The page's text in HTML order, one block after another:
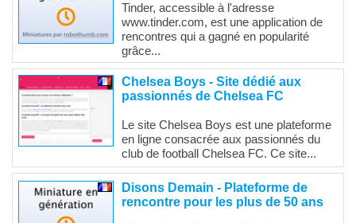
Tinder, accessible à l'adresse
www.tinder.com, est une application de
rencontres qui a gagné en popularité
grâce...
Chelsea Boys - Site dédié aux
passionnés de Chelsea FC
Le site Chelsea Boys est une plateforme
en ligne consacrée aux passionnés du
club de football Chelsea FC. Ce site...
Disons Demain - Plateforme de
rencontre pour les plus de 50 ans